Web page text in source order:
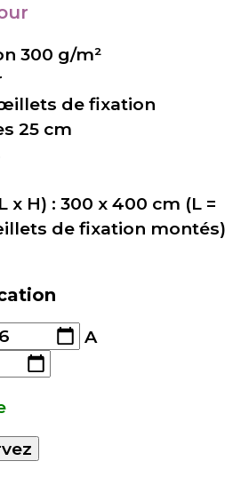
300 g/m²
œillets de fixation
25 cm
x H) : 300 x 400 cm (L =
de fixation montés)
A